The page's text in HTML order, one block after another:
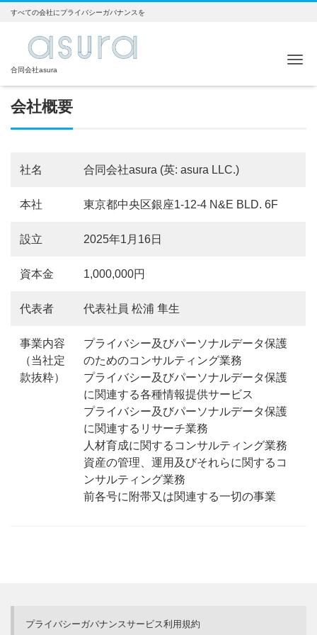
すべての会社にプライバシーガバナンスを
合同会社asura
会社概要
社名 合同会社asura (英: asura LLC.)
本社 東京都中央区銀座1-12-4 N&E BLD. 6F
設立 2025年1月16日
資本金 1,000,000円
代表者 代表社員 松浦 隼生
事業内容
（当社定
款抜粋）
プライバシー及びパーソナルデータ保護
のためのコンサルティング業務
プライバシー及びパーソナルデータ保護
に関連する各種情報提供サービス
プライバシー及びパーソナルデータ保護
に関連するリサーチ業務
人材育成に関するコンサルティング業務
資産の管理、運用及びそれらに関するコ
ンサルティング業務
前各号に附帯又は関連する一切の事業
プライバシーガバナンスサービス利用規約